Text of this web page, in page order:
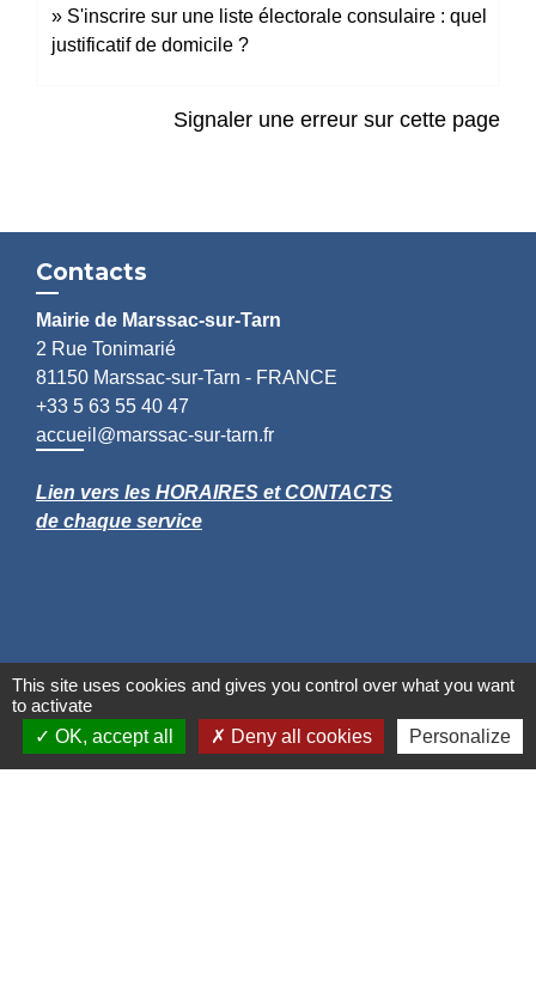
S'inscrire sur une liste électorale consulaire : quel
justificatif de domicile ?
Signaler une erreur sur cette page
Contacts
Mairie de Marssac-sur-Tarn
2 Rue Tonimarié
81150 Marssac-sur-Tarn - FRANCE
+33 5 63 55 40 47
accueil@marssac-sur-tarn.fr
Lien vers les HORAIRES et CONTACTS
de chaque service
This site uses cookies and gives you control over what you want
to activate
OK, accept all
Deny all cookies Personalize